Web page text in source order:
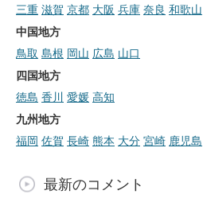
三重 滋賀 京都 大阪 兵庫 奈良 和歌山
中国地方
鳥取 島根 岡山 広島 山口
四国地方
徳島 香川 愛媛 高知
九州地方
福岡 佐賀 長崎 熊本 大分 宮崎 鹿児島
最新のコメント